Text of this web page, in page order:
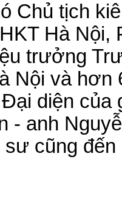
Chủ tịch
Hà
trưởng
Nội và hơn
diện của
- anh
cũng